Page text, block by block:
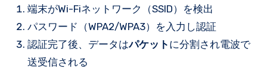
端末がWi-Fiネットワーク（SSID）を検出
パスワード（WPA2/WPA3）を入力し認証
認証完了後、データはパケット に分割され電波で
送受信される